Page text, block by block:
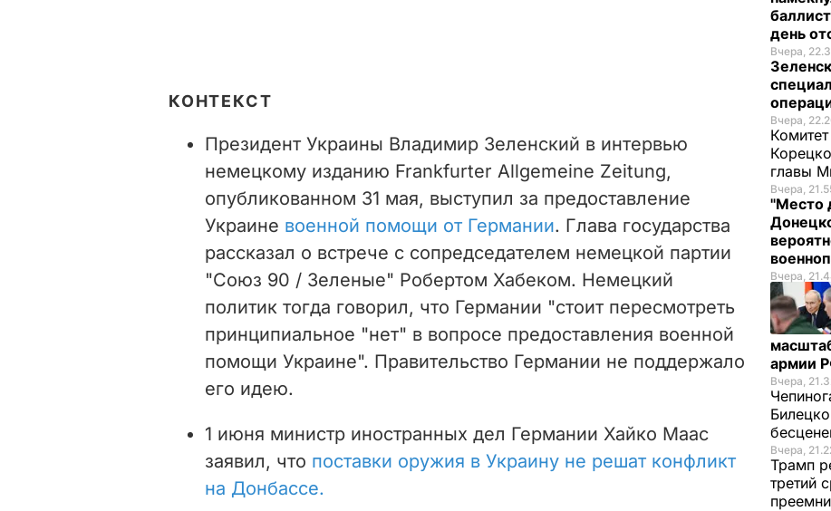
КОНТЕКСТ
Президент Украины Владимир Зеленский в интервью
немецкому изданию Frankfurter Allgemeine Zeitung,
опубликованном 31 мая, выступил за предоставление
Украине военной помощи от Германии. Глава государства
рассказал о встрече с сопредседателем немецкой партии
"Союз 90 / Зеленые" Робертом Хабеком. Немецкий
политик тогда говорил, что Германии "стоит пересмотреть
принципиальное "нет" в вопросе предоставления военной
помощи Украине". Правительство Германии не поддержало
его идею.
1 июня министр иностранных дел Германии Хайко Маас
заявил, что поставки оружия в Украину не решат конфликт
на Донбассе.
день
Вчера,
Вчера,
главы
Вчера,
"Место
Вчера,
армии
Вчера,
Вчера,
Трамп
третий